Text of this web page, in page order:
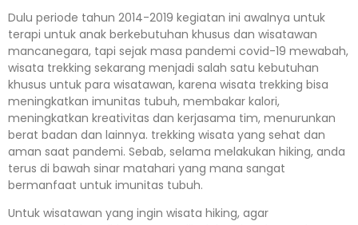
Dulu periode tahun 2014-2019 kegiatan ini awalnya untuk
terapi untuk anak berkebutuhan khusus dan wisatawan
mancanegara, tapi sejak masa pandemi covid-19 mewabah,
wisata trekking sekarang menjadi salah satu kebutuhan
khusus untuk para wisatawan, karena wisata trekking bisa
meningkatkan imunitas tubuh, membakar kalori,
meningkatkan kreativitas dan kerjasama tim, menurunkan
berat badan dan lainnya. trekking wisata yang sehat dan
aman saat pandemi. Sebab, selama melakukan hiking, anda
terus di bawah sinar matahari yang mana sangat
bermanfaat untuk imunitas tubuh.
Untuk wisatawan yang ingin wisata hiking, agar